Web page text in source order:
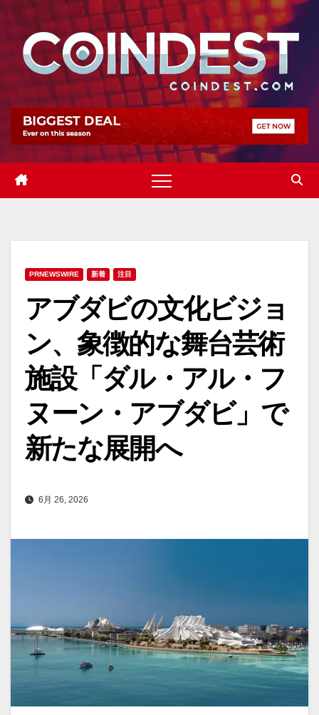
Skip
content
PRNEWSWIRE 新着 注目
アブダビの文化ビジョ
ン、象徴的な舞台芸術
施設「ダル・アル・フ
ヌーン・アブダビ」で
新たな展開へ
6月 26, 2026